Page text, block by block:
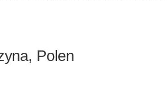
Polen